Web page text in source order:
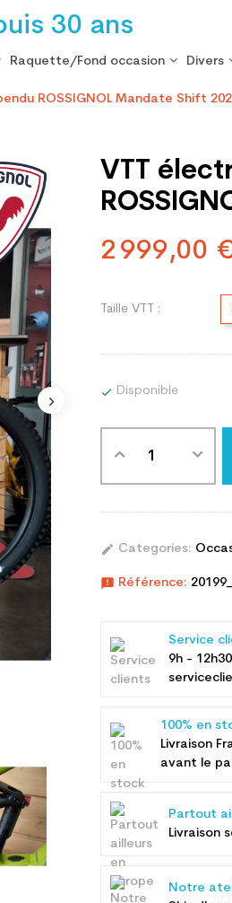
30 ans
Raquette/Fond occasion Divers
ROSSIGNOL Mandate Shift
VTT
2 999,00
Taille VTT :
 Disponible
edit Categories:
announcement Référence:
Service
9h -
100% en
Livraison
avant le
Partout
Livraison
Notre